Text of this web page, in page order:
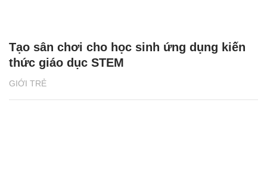
GIỚI TRẺ
Tạo sân chơi cho học sinh ứng dụng kiến
thức giáo dục STEM